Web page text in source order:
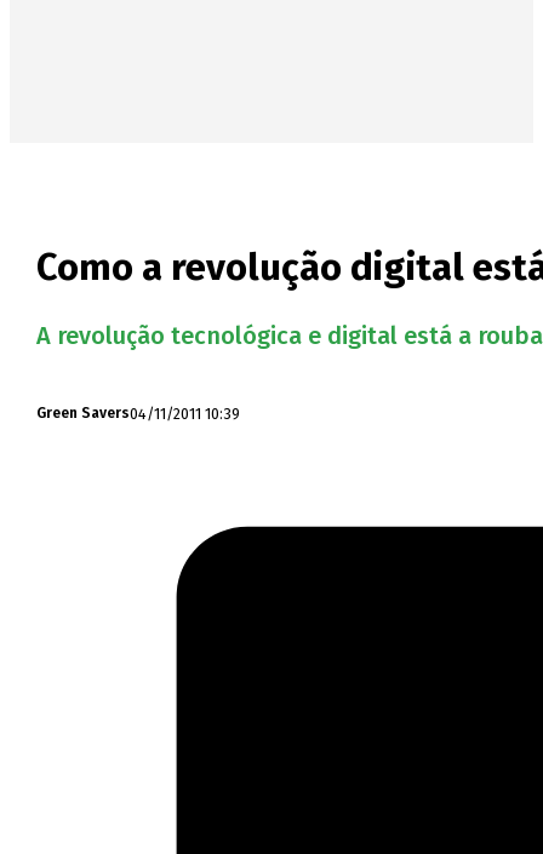
Como a revolução digital
A revolução tecnológica e digital está a
Green Savers04/11/2011 10:39